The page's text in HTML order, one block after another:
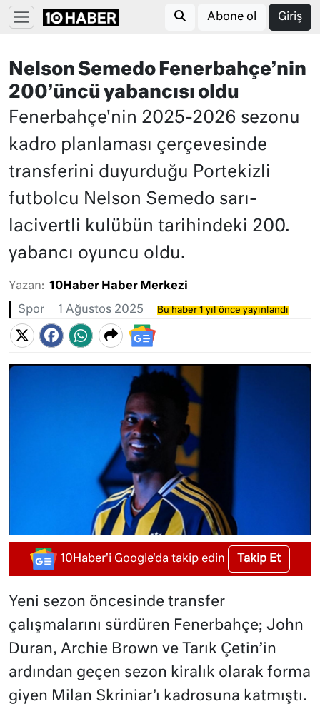
Abone ol Giriş
Nelson Semedo Fenerbahçe’nin
200’üncü yabancısı oldu
Fenerbahçe'nin 2025-2026 sezonu
kadro planlaması çerçevesinde
transferini duyurduğu Portekizli
futbolcu Nelson Semedo sarı-
lacivertli kulübün tarihindeki 200.
yabancı oyuncu oldu.
Yazan: 10Haber Haber Merkezi
Spor 1 Ağustos 2025 Bu haber 1 yıl önce yayınlandı
10Haber'i Google'da takip edin Takip Et
Yeni sezon öncesinde transfer
çalışmalarını sürdüren Fenerbahçe; John
Duran, Archie Brown ve Tarık Çetin’in
ardından geçen sezon kiralık olarak forma
giyen Milan Skriniar’ı kadrosuna katmıştı.